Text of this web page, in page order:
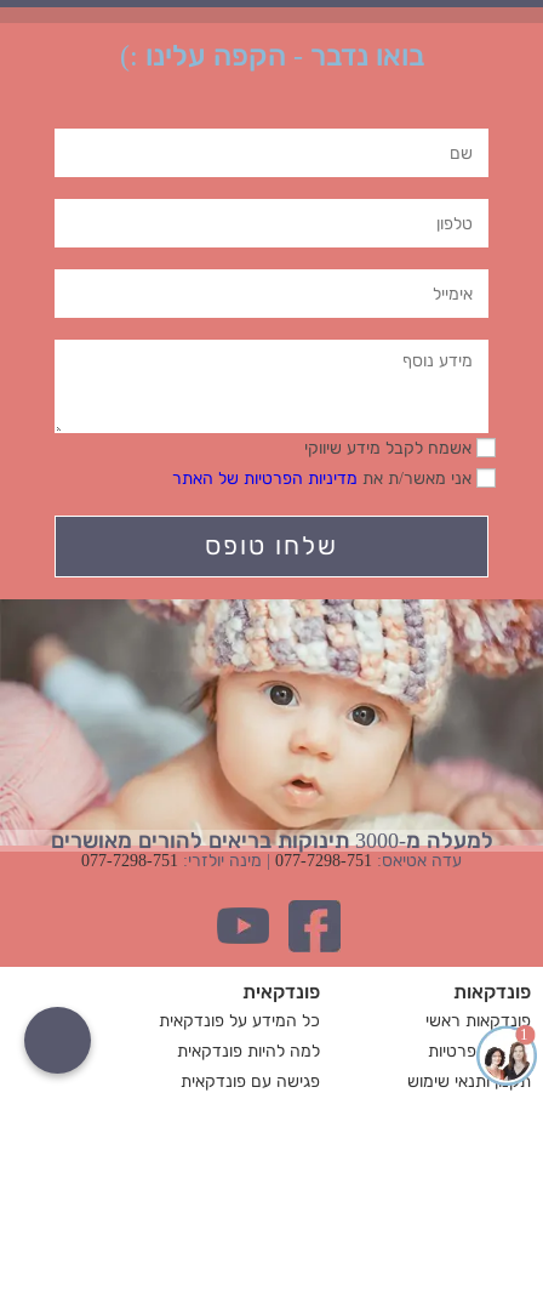
בואו נדבר - הקפה עלינו :)
אשמח לקבל מידע שיווקי
אני מאשר/ת את מדיניות הפרטיות של האתר
למעלה מ-3000 תינוקות בריאים להורים מאושרים
עדה אטיאס: 077-7298-751 | מינה יולזרי: 077-7298-751
פונדקאות
פונדקאות ראשי
מדיניות פרטיות
תקנון ותנאי שימוש
פונדקאית
כל המידע על פונדקאית
למה להיות פונדקאית
פגישה עם פונדקאית
1